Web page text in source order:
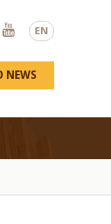
EN
Youtube
NEWS